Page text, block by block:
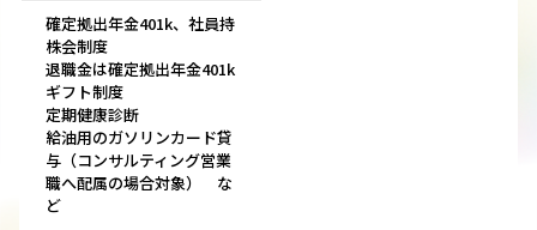
確定拠出年金401k、社員持
株会制度
退職金は確定拠出年金401k
ギフト制度
定期健康診断
給油用のガソリンカード貸
与（コンサルティング営業
職へ配属の場合対象） な
ど